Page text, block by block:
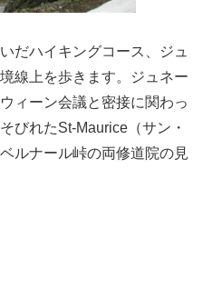
だハイキングコース、ジュ
線上を歩きます。ジュネー
ィーン会議と密接に関わっ
びれたSt-Maurice（サン・
ルナール峠の両修道院の見